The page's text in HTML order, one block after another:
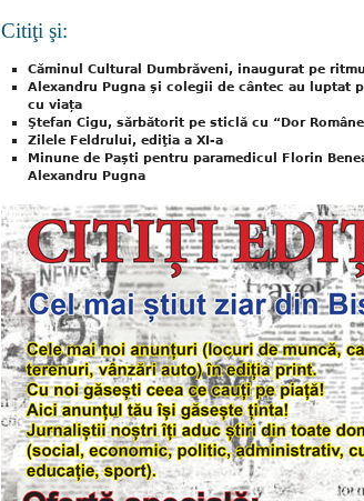
Citiţi şi:
Căminul Cultural Dumbrăveni, inaugurat pe
Alexandru Pugna şi colegii de cântec au luptat
cu viața
Ştefan Cigu, sărbătorit pe sticlă cu “Dor
Zilele Feldrului, ediţia a XI-a
Minune de Paşti pentru paramedicul Florin
Alexandru Pugna